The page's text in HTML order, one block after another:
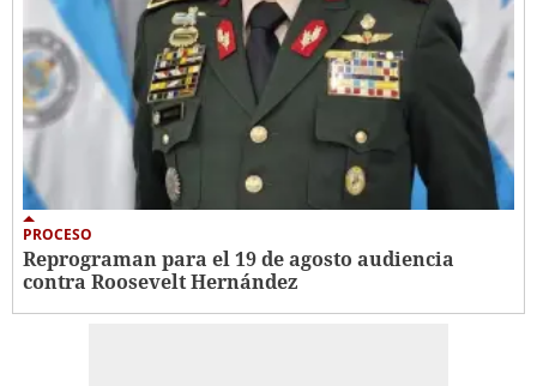
PROCESO
Reprograman para el 19 de agosto audiencia
contra Roosevelt Hernández